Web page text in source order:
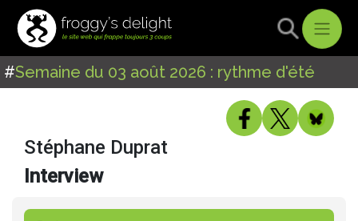
#Semaine du 03 août 2026 : rythme d'été
Stéphane Duprat
Interview